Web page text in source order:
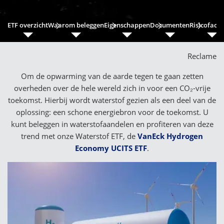
ETF overzichtWaarom beleggenEigenschappenDocumenten
Reclame
Om de opwarming van de aarde tegen te gaan zetten
overheden over de hele wereld zich in voor een CO₂-vrije
toekomst. Hierbij wordt waterstof gezien als een deel van de
oplossing: een schone energiebron voor de toekomst. U
kunt beleggen in waterstofaandelen en profiteren van deze
trend met onze Waterstof ETF, de VanEck Hydrogen
Economy UCITS ETF.